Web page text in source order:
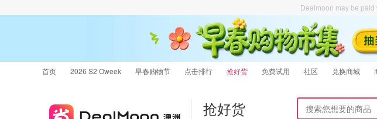
Dealmoon may be paid
首页 2026 S2 Oweek 早春购物节 点击排行 抢好货 免费试用 社区 兑换商城
抢好货